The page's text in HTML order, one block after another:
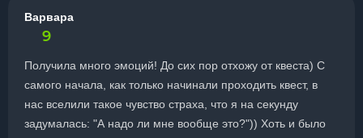
Варвара
9
Получила много эмоций! До сих пор отхожу от квеста) С
самого начала, как только начинали проходить квест, в
нас вселили такое чувство страха, что я на секунду
задумалась: "А надо ли мне вообще это?")) Хоть и было